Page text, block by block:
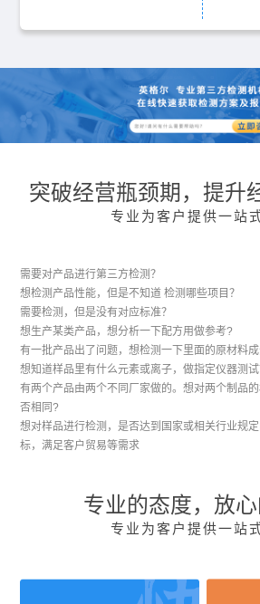
突破经营瓶颈期，提升
专业为客户提供一站
需要对产品进行第三方检测？
想检测产品性能，但是不知道 检测哪些项目？
需要检测，但是没有对应标准？
想生产某类产品，想分析一下配方用做参考?
有一批产品出了问题，想检测一下里面的原材料
想知道样品里有什么元素或离子，做指定仪器测试
有两个产品由两个不同厂家做的。想对两个制品
否相同?
想对样品进行检测，是否达到国家或相关行业规
标，满足客户贸易等需求
专业的态度，放
专业为客户提供一站